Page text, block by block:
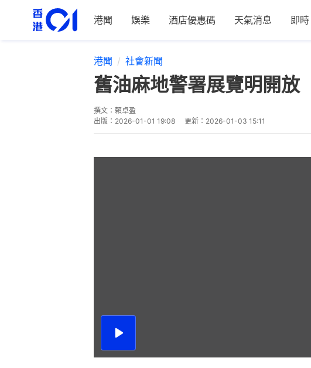
港聞 娛樂 酒店優惠碼 天氣消息 即時
港聞 社會新聞
舊油麻地警署展覽明開
撰文： 賴卓盈
出版： 2026-01-01 19:08 更新： 2026-01-03 15:11
播